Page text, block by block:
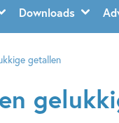
Downloads
getallen